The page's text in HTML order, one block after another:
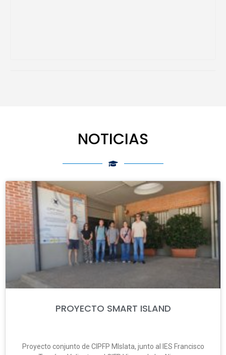
NOTICIAS
PROYECTO SMART ISLAND
Proyecto conjunto de CIPFP MIslata, junto al IES Francisco